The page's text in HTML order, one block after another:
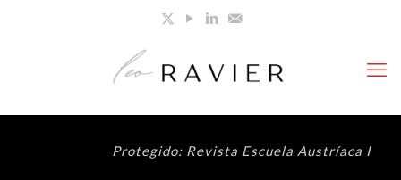
Protegido: Revista Escuela Austríaca I